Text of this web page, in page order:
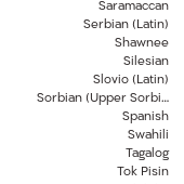
Saramaccan
Serbian (Latin)
Shawnee
Silesian
Slovio (Latin)
Sorbian (Upper Sorbian)
Spanish
Swahili
Tagalog
Tok Pisin